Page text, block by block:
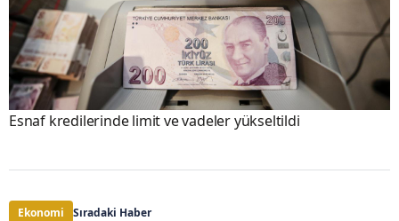
Esnaf kredilerinde limit ve vadeler yükseltildi
Ekonomi Sıradaki Haber